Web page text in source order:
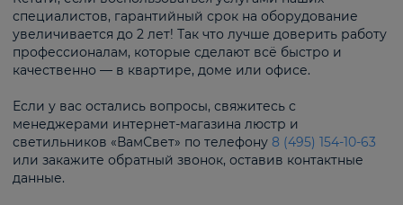
специалистов, гарантийный срок на оборудование
увеличивается до 2 лет! Так что лучше доверить работу
профессионалам, которые сделают всё быстро и
качественно — в квартире, доме или офисе.
Если у вас остались вопросы, свяжитесь с
менеджерами интернет-магазина люстр и
светильников «ВамСвет» по телефону 8 (495) 154-10-63
или закажите обратный звонок, оставив контактные
данные.